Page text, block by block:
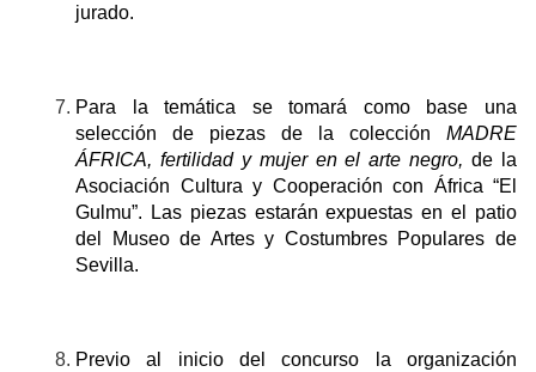
jurado.
Para la temática se tomará como base una
selección de piezas de la colección MADRE
ÁFRICA, fertilidad y mujer en el arte negro,de la
Asociación Cultura y Cooperación con África “El
Gulmu”. Las piezas estarán expuestas en el patio
del Museo de Artes y Costumbres Populares de
Sevilla.
Previo al inicio del concurso la organización